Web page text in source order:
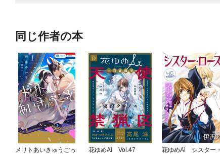
同じ作者の本
メリトあいきゅうごっ
花ゆめAi Vol.47
花ゆめAi シスター・